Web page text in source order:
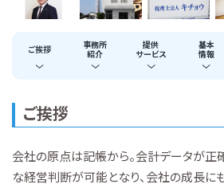
ご挨拶
事務所
紹介
提供
サービス
基本
情報
ご挨拶
会社の原点は記帳から。会計データが正
な経営判断が可能となり、会社の成長に